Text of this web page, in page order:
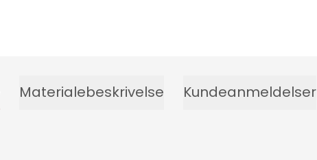
Materialebeskrivelse Kundeanmeldelser